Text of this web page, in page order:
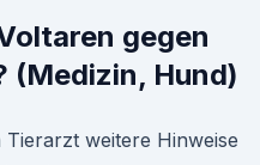
gegen
(Medizin, Hund)
weitere Hinweise